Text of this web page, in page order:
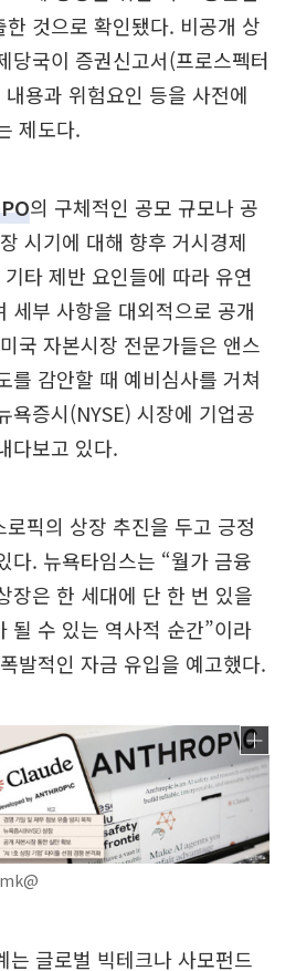
것으로 확인됐다. 비공개 상
당국이 증권신고서(프로스펙터
용과 위험요인 등을 사전에
제도다.
의 구체적인 공모 규모나 공
시기에 대해 향후 거시경제
타 제반 요인들에 따라 유연
세부 사항을 대외적으로 공개
국 자본시장 전문가들은 앤스
를 감안할 때 예비심사를 거쳐
욕증시(NYSE) 시장에 기업공
다보고 있다.
픽의 상장 추진을 두고 긍정
다. 뉴욕타임스는 “월가 금융
장은 한 세대에 단 한 번 있을
될 수 있는 역사적 순간”이라
발적인 자금 유입을 예고했다.
는 글로벌 빅테크나 사모펀드